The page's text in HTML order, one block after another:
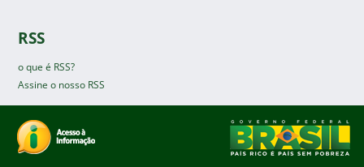
RSS
o que é RSS?
Assine o nosso RSS